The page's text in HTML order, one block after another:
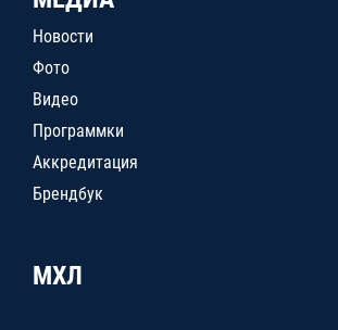
Новости
Фото
Видео
Программки
Аккредитация
Брендбук
МХЛ